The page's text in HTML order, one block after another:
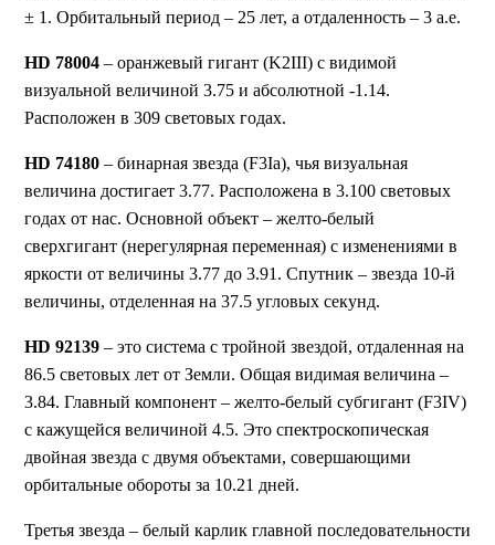
± 1. Орбитальный период – 25 лет, а отдаленность – 3 а.е.
HD 78004 – оранжевый гигант (K2III) с видимой
визуальной величиной 3.75 и абсолютной -1.14.
Расположен в 309 световых годах.
HD 74180 – бинарная звезда (F3Ia), чья визуальная
величина достигает 3.77. Расположена в 3.100 световых
годах от нас. Основной объект – желто-белый
сверхгигант (нерегулярная переменная) с изменениями в
яркости от величины 3.77 до 3.91. Спутник – звезда 10-й
величины, отделенная на 37.5 угловых секунд.
HD 92139 – это система с тройной звездой, отдаленная на
86.5 световых лет от Земли. Общая видимая величина –
3.84. Главный компонент – желто-белый субгигант (F3IV)
с кажущейся величиной 4.5. Это спектроскопическая
двойная звезда с двумя объектами, совершающими
орбитальные обороты за 10.21 дней.
Третья звезда – белый карлик главной последовательности